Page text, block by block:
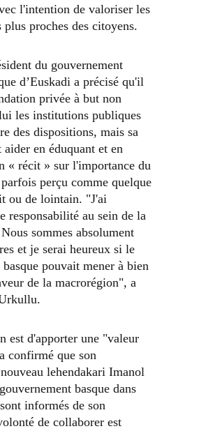
l'intention de valoriser les
proches des citoyens.
d’Euskadi a précisé qu'il
privée à but non
les institutions publiques
des dispositions, mais sa
en éduquant et en
« récit » sur l'importance du
perçu comme quelque
ou de lointain. "J'ai
responsabilité au sein de la
sommes absolument
et je serai heureux si le
pouvait mener à bien
de la macrorégion", a
confirmé que son
lehendakari Imanol
basque dans
informés de son
de collaborer est